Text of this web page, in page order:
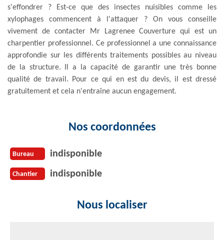
s'effondrer ? Est-ce que des insectes nuisibles comme les
xylophages commencent à l'attaquer ? On vous conseille
vivement de contacter Mr Lagrenee Couverture qui est un
charpentier professionnel. Ce professionnel a une connaissance
approfondie sur les différents traitements possibles au niveau
de la structure. Il a la capacité de garantir une très bonne
qualité de travail. Pour ce qui en est du devis, il est dressé
gratuitement et cela n'entraîne aucun engagement.
Nos coordonnées
Bureau indisponible
Chantier indisponible
Nous localiser